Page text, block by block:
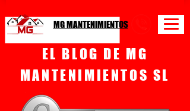
MG MANTENIMIENTOS
EL BLOG DE MG
MANTENIMIENTOS SL